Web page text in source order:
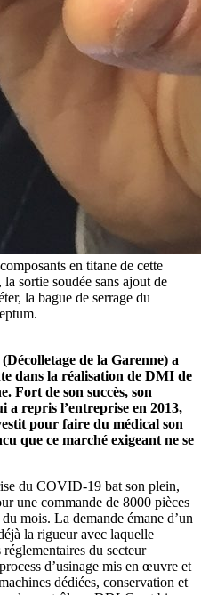
en titane de cette
sortie soudée sans ajout de
la bague de serrage du
de la Garenne) a
dans la réalisation de DMI de
Fort de son succès, son
a repris l’entreprise en 2013,
pour faire du médical son
que ce marché exigeant ne se
du COVID-19 bat son plein,
une commande de 8000 pièces
mois. La demande émane d’un
la rigueur avec laquelle
du secteur
d’usinage mis en œuvre et
dédiées, conservation et